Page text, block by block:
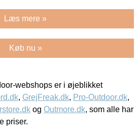
Læs mere »
Køb nu »
webshops er i øjeblikket
, GrejFreak.dk, Pro-Outdoor.dk,
og Outmore.dk, som alle har
priser.